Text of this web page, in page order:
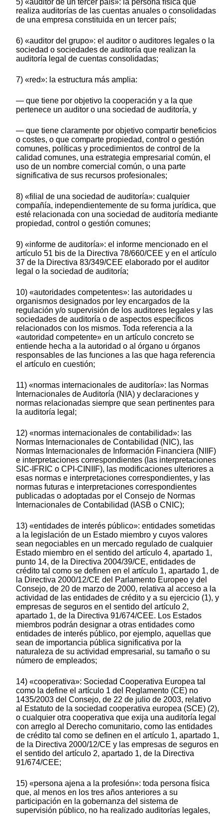
5) «auditor de un tercer país»: la persona física que
realiza auditorías de las cuentas anuales o consolidadas
de una empresa constituida en un tercer país;
6) «auditor del grupo»: el auditor o auditores legales o la
sociedad o sociedades de auditoría que realizan la
auditoría legal de cuentas consolidadas;
7) «red»: la estructura más amplia:
— que tiene por objetivo la cooperación y a la que
pertenece un auditor o una sociedad de auditoría, y
— que tiene claramente por objetivo compartir beneficios
o costes, o que comparte propiedad, control o gestión
comunes, políticas y procedimientos de control de la
calidad comunes, una estrategia empresarial común, el
uso de un nombre comercial común, o una parte
significativa de sus recursos profesionales;
8) «filial de una sociedad de auditoría»: cualquier
compañía, independientemente de su forma jurídica, que
esté relacionada con una sociedad de auditoría mediante
propiedad, control o gestión comunes;
9) «informe de auditoría»: el informe mencionado en el
artículo 51 bis de la Directiva 78/660/CEE y en el artículo
37 de la Directiva 83/349/CEE elaborado por el auditor
legal o la sociedad de auditoría;
10) «autoridades competentes»: las autoridades u
organismos designados por ley encargados de la
regulación y/o supervisión de los auditores legales y las
sociedades de auditoría o de aspectos específicos
relacionados con los mismos. Toda referencia a la
«autoridad competente» en un artículo concreto se
entiende hecha a la autoridad o al órgano u órganos
responsables de las funciones a las que haga referencia
el artículo en cuestión;
11) «normas internacionales de auditoría»: las Normas
Internacionales de Auditoría (NIA) y declaraciones y
normas relacionadas siempre que sean pertinentes para
la auditoría legal;
12) «normas internacionales de contabilidad»: las
Normas Internacionales de Contabilidad (NIC), las
Normas Internacionales de Información Financiera (NIIF)
e interpretaciones correspondientes (las interpretaciones
SIC-IFRIC o CPI-CINIIF), las modificaciones ulteriores a
esas normas e interpretaciones correspondientes, y las
normas futuras e interpretaciones correspondientes
publicadas o adoptadas por el Consejo de Normas
Internacionales de Contabilidad (IASB o CNIC);
13) «entidades de interés público»: entidades sometidas
a la legislación de un Estado miembro y cuyos valores
sean negociables en un mercado regulado de cualquier
Estado miembro en el sentido del artículo 4, apartado 1,
punto 14, de la Directiva 2004/39/CE, entidades de
crédito tal como se definen en el artículo 1, apartado 1, de
la Directiva 2000/12/CE del Parlamento Europeo y del
Consejo, de 20 de marzo de 2000, relativa al acceso a la
actividad de las entidades de crédito y a su ejercicio (1), y
empresas de seguros en el sentido del artículo 2,
apartado 1, de la Directiva 91/674/CEE. Los Estados
miembros podrán designar a otras entidades como
entidades de interés público, por ejemplo, aquellas que
sean de importancia pública significativa por la
naturaleza de su actividad empresarial, su tamaño o su
número de empleados;
14) «cooperativa»: Sociedad Cooperativa Europea tal
como la define el artículo 1 del Reglamento (CE) no
1435/2003 del Consejo, de 22 de julio de 2003, relativo
al Estatuto de la sociedad cooperativa europea (SCE) (2),
o cualquier otra cooperativa que exija una auditoría legal
con arreglo al Derecho comunitario, como las entidades
de crédito tal como se definen en el artículo 1, apartado 1,
de la Directiva 2000/12/CE y las empresas de seguros en
el sentido del artículo 2, apartado 1, de la Directiva
91/674/CEE;
15) «persona ajena a la profesión»: toda persona física
que, al menos en los tres años anteriores a su
participación en la gobernanza del sistema de
supervisión público, no ha realizado auditorías legales,